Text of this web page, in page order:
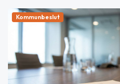
Kommunbeslut